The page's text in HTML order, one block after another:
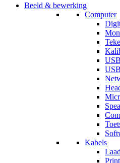
Beeld & bewerking
Computer
Kabels